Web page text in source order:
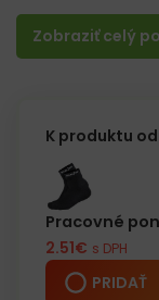
Zobraziť celý
Vlastnosti:
– Protišmyková a
– Špeciálne
K produktu
Pracovné
2.51€ s DPH
PRIDAŤ